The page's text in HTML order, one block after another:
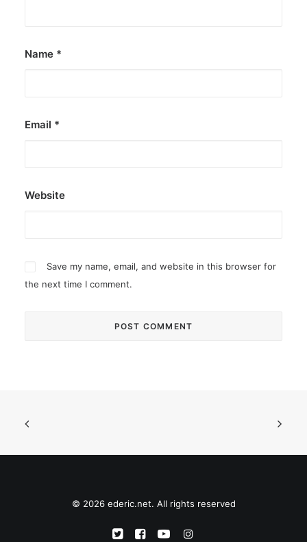
Name *
Email *
Website
Save my name, email, and website in this browser for
the next time I comment.
© 2026 ederic.net. All rights reserved